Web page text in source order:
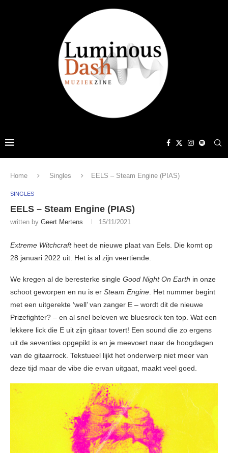
Home Singles EELS – Steam Engine (PIAS)
SINGLES
EELS – Steam Engine (PIAS)
written by Geert Mertens 15/11/2021
Extreme Witchcraft heet de nieuwe plaat van Eels. Die komt op
28 januari 2022 uit. Het is al zijn veertiende.
We kregen al de beresterke single Good Night On Earth in onze
schoot geworpen en nu is er Steam Engine. Het nummer begint
met een uitgerekte ‘well’ van zanger E – wordt dit de nieuwe
Prizefighter? – en al snel beleven we bluesrock ten top. Wat een
lekkere lick die E uit zijn gitaar tovert! Een sound die zo ergens
uit de seventies opgepikt is en je meevoert naar de hoogdagen
van de gitaarrock. Tekstueel lijkt het onderwerp niet meer van
deze tijd maar de vibe die ervan uitgaat, maakt veel goed.